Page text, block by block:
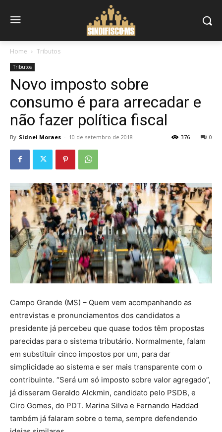
Home Tributos
Tributos
Novo imposto sobre
consumo é para arrecadar e
não fazer política fiscal
By Sidnei Moraes - 10 de setembro de 2018 0
376
Campo Grande (MS) – Quem vem acompanhando as
entrevistas e pronunciamentos dos candidatos a
presidente já percebeu que quase todos têm propostas
parecidas para o sistema tributário. Normalmente, falam
em substituir cinco impostos por um, para dar
simplicidade ao sistema e ser mais transparente com o
contribuinte. “Será um só imposto sobre valor agregado”,
já disseram Geraldo Alckmin, candidato pelo PSDB, e
Ciro Gomes, do PDT. Marina Silva e Fernando Haddad
também já falaram sobre o tema, sempre defendendo